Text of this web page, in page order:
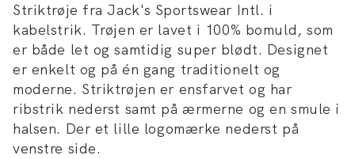
Striktrøje fra Jack's Sportswear Intl. i
kabelstrik. Trøjen er lavet i 100% bomuld, som
er både let og samtidig super blødt. Designet
er enkelt og på én gang traditionelt og
moderne. Striktrøjen er ensfarvet og har
ribstrik nederst samt på ærmerne og en smule i
halsen. Der et lille logomærke nederst på
venstre side.